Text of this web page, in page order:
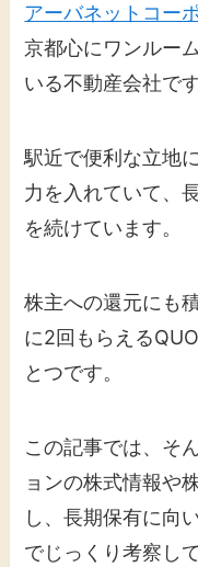
アーバネットコー
京都心にワンルー
いる不動産会社です
駅近で便利な立地
力を入れていて、
を続けています。
株主への還元にも
に2回もらえる
とつです。
この記事では、そ
ョンの株式情報や
し、長期保有に向
でじっくり考察し